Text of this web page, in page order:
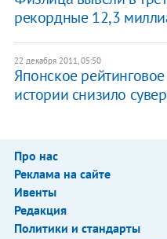
рекордные 12,3
22 декабря 2011, 05:50
Японское
истории снизило
Про нас
Реклама на сайте
Ивенты
Редакция
Политики и стандарты